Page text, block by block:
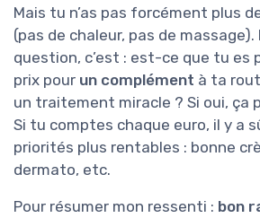
Mais tu n’as pas forcément plus
(pas de chaleur, pas de massage).
question, c’est : est-ce que tu es
prix pour un complément à ta
un traitement miracle ? Si oui, ça
Si tu comptes chaque euro, il y a
priorités plus rentables : bonne
dermato, etc.
Pour résumer mon ressenti : bon